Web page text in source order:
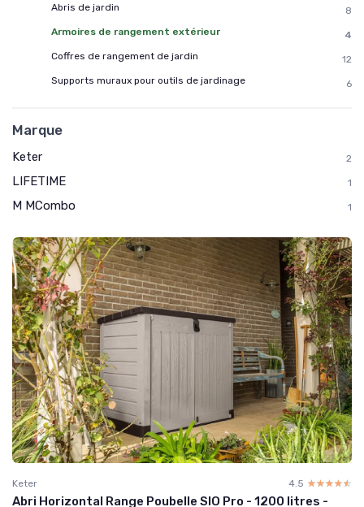
Abris de jardin
8
Armoires de rangement extérieur
4
Coffres de rangement de jardin
12
Supports muraux pour outils de jardinage
6
Marque
Keter 2
LIFETIME 1
M MCombo 1
Keter 4.5 ☆☆☆☆☆
★★★★★
Abri Horizontal Range Poubelle SIO Pro - 1200 litres -